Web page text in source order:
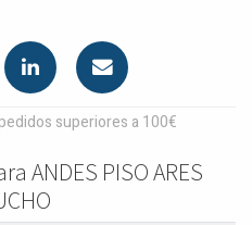
superiores a 100€
ANDES PISO ARES